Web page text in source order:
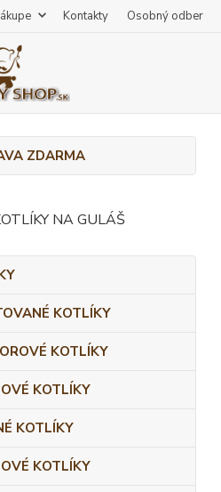
Kontakty Osobný odber
ZDARMA
NA GULÁŠ
KOTLÍKY
KOTLÍKY
KOTLÍKY
KOTLÍKY
KOTLÍKY